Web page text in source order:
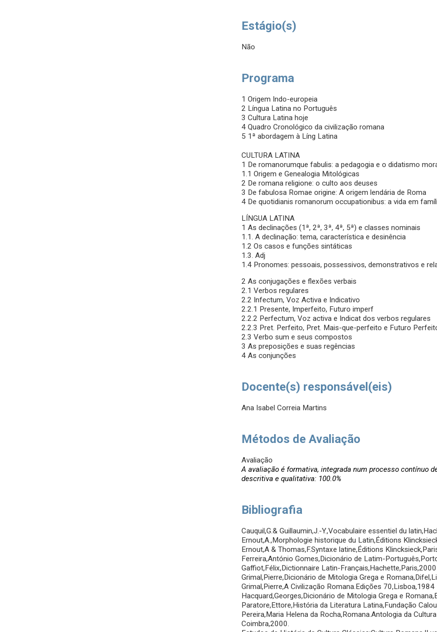
Estágio(s)
Não
Programa
1 Origem Indo-europeia
2 Língua Latina no Português
3 Cultura Latina hoje
4 Quadro Cronológico da civilização romana
5 1ª abordagem à Líng Latina
CULTURA LATINA
1 De romanorumque fabulis: a pedagogia e o didatismo
1.1 Origem e Genealogia Mitológicas
2 De romana religione: o culto aos deuses
3 De fabulosa Romae origine: A origem lendária de Roma
4 De quotidianis romanorum occupationibus: a vida em
LÍNGUA LATINA
1 As declinações (1ª, 2ª, 3ª, 4ª, 5ª) e classes nominais
1.1. A declinação: tema, característica e desinência
1.2 Os casos e funções sintáticas
1.3. Adj
1.4 Pronomes: pessoais, possessivos, demonstrativos e
2 As conjugações e flexões verbais
2.1 Verbos regulares
2.2 Infectum, Voz Activa e Indicativo
2.2.1 Presente, Imperfeito, Futuro imperf
2.2.2 Perfectum, Voz activa e Indicat dos verbos regulares
2.2.3 Pret. Perfeito, Pret. Mais-que-perfeito e Futuro
2.3 Verbo sum e seus compostos
3 As preposições e suas regências
4 As conjunções
Docente(s) responsável(eis)
Ana Isabel Correia Martins
Métodos de Avaliação
Avaliação
A avaliação é formativa, integrada num processo contínuo
descritiva e qualitativa: 100.0%
Bibliografia
Cauquil,G.& Guillaumin,J.-Y.,Vocabulaire essentiel du
Ernout,A.,Morphologie historique du Latin,Éditions
Ernout,A & Thomas,F.Syntaxe latine,Éditions
Ferreira,António Gomes,Dicionário de Latim-
Gaffiot,Félix,Dictionnaire Latin-Français,Hachette,Paris,2000
Grimal,Pierre,Dicionário de Mitologia Grega e
Grimal,Pierre,A Civilização Romana.Edições 70,Lisboa,1984
Hacquard,Georges,Dicionário de Mitologia Grega e
Paratore,Ettore,História da Literatura Latina,Fundação
Pereira,Maria Helena da Rocha,Romana.Antologia da
Coimbra,2000.